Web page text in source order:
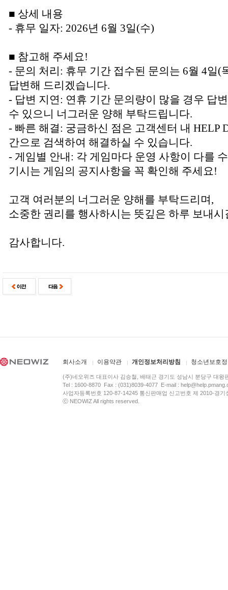
■ 상세 내용
- 휴무 일자: 2026년 6월 3일(수)
■ 참고해 주세요!
- 문의 처리: 휴무 기간 접수된 문의는 6월 4일(
답변해 드리겠습니다.
- 답변 지연: 연휴 기간 문의량이 많을 경우 답
수 있으니 너그러운 양해 부탁드립니다.
- 빠른 해결: 궁금하신 점은 고객센터 내 HELP
간으로 검색하여 해결하실 수 있습니다.
- 게임별 안내: 각 게임마다 운영 사항이 다를
기시는 게임의 공지사항을 꼭 확인해 주세요!
고객 여러분의 너그러운 양해를 부탁드리며,
소중한 권리를 행사하시는 뜻깊은 하루 보내시
감사합니다.
회사소개 이용약관 개인정보처리방침 청소년보호
(주)네오위즈 대표이사 김승철, 배태근 경기도 성남시 분당구 대왕
Tel : 1600-8870 Fax : (031)8039-4077 E-mail :
사업자등록번호 120-87-14245 통신판매업 신고번호 제 2010-경
ⓒ NEOWIZ All rights reserved.